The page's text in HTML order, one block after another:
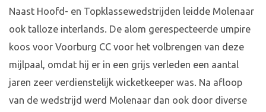
Naast Hoofd- en Topklassewedstrijden leidde Molenaar
ook talloze interlands. De alom gerespecteerde umpire
koos voor Voorburg CC voor het volbrengen van deze
mijlpaal, omdat hij er in een grijs verleden een aantal
jaren zeer verdienstelijk wicketkeeper was. Na afloop
van de wedstrijd werd Molenaar dan ook door diverse